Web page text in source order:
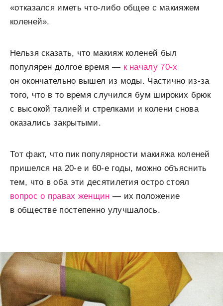
«отказался иметь что-либо общее с макияжем
коленей».
Нельзя сказать, что макияж коленей был
популярен долгое время — к началу 70-х
он окончательно вышел из моды. Частично из-за
того, что в то время случился бум широких брюк
с высокой талией и стрелками и колени снова
оказались закрытыми.
Тот факт, что пик популярности макияжа коленей
пришелся на 20-е и 60-е годы, можно объяснить
тем, что в оба эти десятилетия остро стоял
вопрос о правах женщин — их положение
в обществе постепенно улучшалось.